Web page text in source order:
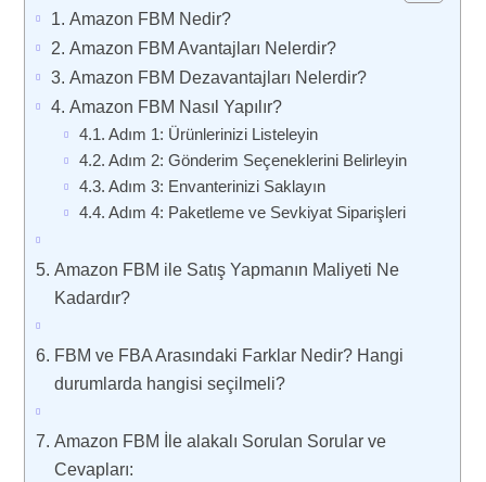
Amazon FBM Nedir?
Amazon FBM Avantajları Nelerdir?
Amazon FBM Dezavantajları Nelerdir?
Amazon FBM Nasıl Yapılır?
Adım 1: Ürünlerinizi Listeleyin
Adım 2: Gönderim Seçeneklerini Belirleyin
Adım 3: Envanterinizi Saklayın
Adım 4: Paketleme ve Sevkiyat Siparişleri
Amazon FBM ile Satış Yapmanın Maliyeti Ne
Kadardır?
FBM ve FBA Arasındaki Farklar Nedir? Hangi
durumlarda hangisi seçilmeli?
Amazon FBM İle alakalı Sorulan Sorular ve
Cevapları: